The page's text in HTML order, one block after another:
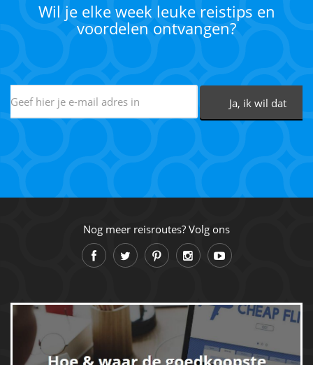
Wil je elke week leuke reistips en
voordelen ontvangen?
Nog meer reisroutes? Volg ons